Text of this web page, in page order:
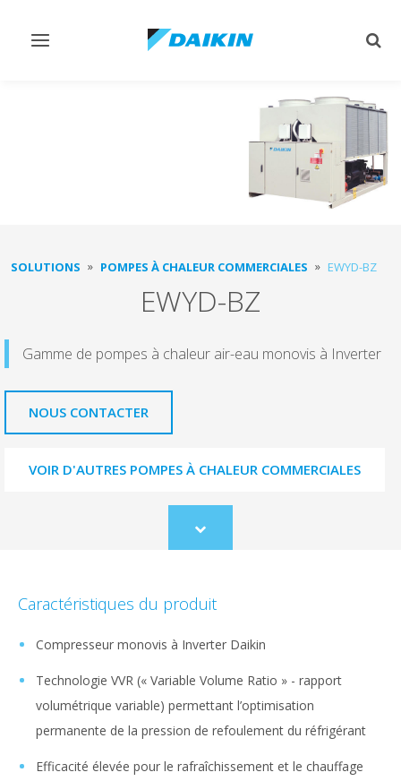
Afficher/masquer
SOLUTIONS POMPES À CHALEUR COMMERCIALES EWYD-BZ
EWYD-BZ
Gamme de pompes à chaleur air-eau monovis à Inverter
NOUS CONTACTER
VOIR D'AUTRES POMPES À CHALEUR COMMERCIALES
Scroll
to
Caractéristiques du produit
Compresseur monovis à Inverter Daikin
Technologie VVR (« Variable Volume Ratio » - rapport
volumétrique variable) permettant l’optimisation
permanente de la pression de refoulement du réfrigérant
Efficacité élevée pour le rafraîchissement et le chauffage